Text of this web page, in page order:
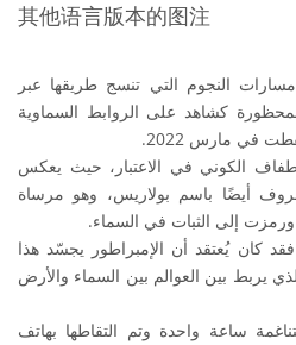
其他语言版本的图注
النجوم التي تنسج طريقها عبر
كشاهد على الروابط السماوية
في مارس 2022.
الكوني في الاعتبار، حيث يعكس
أيضًا باسم بولاريس، وهو مرساة
إلى الثبات في السماء.
كان يُعتقد أن الإمبراطور يجسّد هذا
يربط بين العوالم بين السماء والأرض
ساعة واحدة وتم التقاطها بهاتف